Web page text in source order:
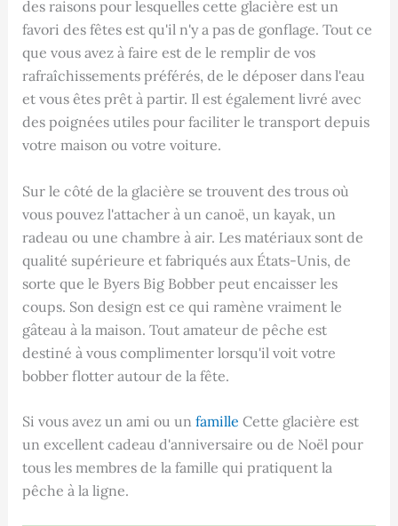
des raisons pour lesquelles cette glacière est un
favori des fêtes est qu'il n'y a pas de gonflage. Tout ce
que vous avez à faire est de le remplir de vos
rafraîchissements préférés, de le déposer dans l'eau
et vous êtes prêt à partir. Il est également livré avec
des poignées utiles pour faciliter le transport depuis
votre maison ou votre voiture.
Sur le côté de la glacière se trouvent des trous où
vous pouvez l'attacher à un canoë, un kayak, un
radeau ou une chambre à air. Les matériaux sont de
qualité supérieure et fabriqués aux États-Unis, de
sorte que le Byers Big Bobber peut encaisser les
coups. Son design est ce qui ramène vraiment le
gâteau à la maison. Tout amateur de pêche est
destiné à vous complimenter lorsqu'il voit votre
bobber flotter autour de la fête.
Si vous avez un ami ou un famille Cette glacière est
un excellent cadeau d'anniversaire ou de Noël pour
tous les membres de la famille qui pratiquent la
pêche à la ligne.